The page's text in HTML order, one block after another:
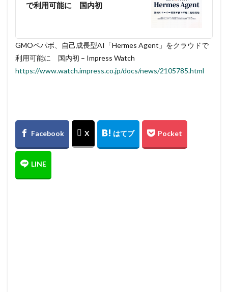
で利用可能に 国内初
GMOペパボ、自己成長型AI「Hermes Agent」をクラウドで
利用可能に 国内初 – Impress Watch
https://www.watch.impress.co.jp/docs/news/2105785.html